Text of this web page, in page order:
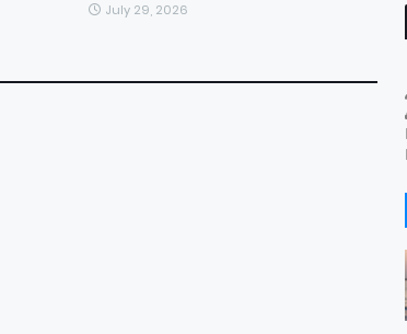
July 29, 2026